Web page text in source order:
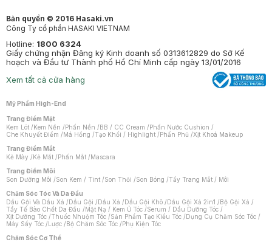
Bản quyền © 2016 Hasaki.vn
Công Ty cổ phần HASAKI VIETNAM
Hotline: 1800 6324
Giấy chứng nhận Đăng ký Kinh doanh số 0313612829 do Sở Kế
hoạch và Đầu tư Thành phố Hồ Chí Minh cấp ngày 13/01/2016
Xem tất cả cửa hàng
Mỹ Phẩm High-End
Trang Điểm Mặt
Kem Lót /Kem Nền /Phấn Nền /BB / CC Cream /Phấn Nước Cushion /
Che Khuyết Điểm /Má Hồng /Tạo Khối / Highlight /Phấn Phủ /Xịt Khoá Makeup
Trang Điểm Mắt
Kẻ Mày /Kẻ Mắt /Phấn Mắt /Mascara
Trang Điểm Môi
Son Dưỡng Môi /Son Kem / Tint /Son Thỏi /Son Bóng /Tẩy Trang Mắt / Môi
Chăm Sóc Tóc Và Da Đầu
Dầu Gội Và Dầu Xả /Dầu Gội /Dầu Xả /Dầu Gội Khô /Dầu Gội Xả 2in1 /Bộ Gội Xả /
Tẩy Tế Bào Chết Da Đầu /Mặt Nạ / Kem Ủ Tóc /Serum / Dầu Dưỡng Tóc /
Xịt Dưỡng Tóc /Thuốc Nhuộm Tóc /Sản Phẩm Tạo Kiểu Tóc /Dụng Cụ Chăm Sóc Tóc /
Máy Sấy Tóc /Lược /Bộ Chăm Sóc Tóc /Phụ Kiện Tóc
Chăm Sóc Cơ Thể